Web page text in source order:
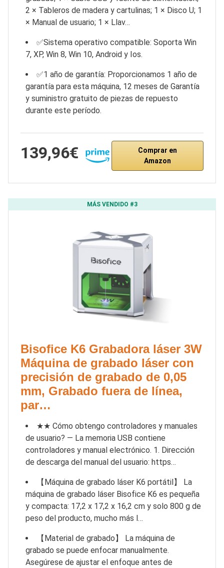
2 × Tableros de madera y cartulinas; 1 × Disco U; 1
× Manual de usuario; 1 × Llav…
✅Sistema operativo compatible: Soporta Win
7, XP, Win 8, Win 10, Android y Ios.
✅1 año de garantía: Proporcionamos 1 año de
garantía para esta máquina, 12 meses de Garantía
y suministro gratuito de piezas de repuesto
durante este período.
139,96€
Comprar en
Amazon
MÁS VENDIDO #3
Bisofice K6 Grabadora láser 3W
Máquina de grabado láser con
precisión de grabado de 0,05
mm, Grabado fuera de línea,
par…
★★ Cómo obtengo controladores y manuales
de usuario? — La memoria USB contiene
controladores y manual electrónico. 1. Dirección
de descarga del manual del usuario: https…
【Máquina de grabado láser K6 portátil】 La
máquina de grabado láser Bisofice K6 es pequeña
y compacta: 17,2 x 17,2 x 16,2 cm y solo 800 g de
peso del producto, mucho más l…
【Material de grabado】 La máquina de
grabado se puede enfocar manualmente.
Asegúrese de ajustar el enfoque antes de